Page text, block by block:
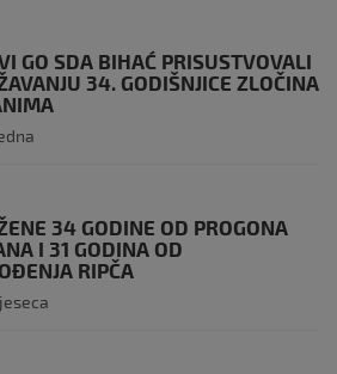
GO SDA BIHAĆ PRISUSTVOVALI
34. GODIŠNJICE ZLOČINA
34 GODINE OD PROGONA
I 31 GODINA OD
RIPČA